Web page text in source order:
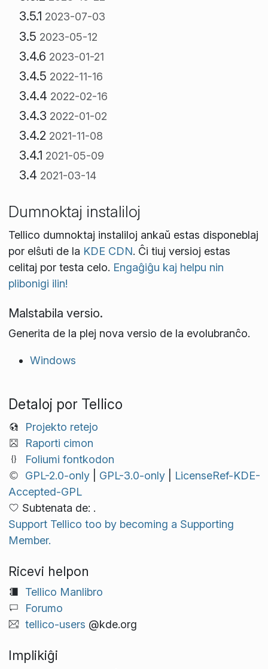
3.5.1 2023-07-03
3.5 2023-05-12
3.4.6 2023-01-21
3.4.5 2022-11-16
3.4.4 2022-02-16
3.4.3 2022-01-02
3.4.2 2021-11-08
3.4.1 2021-05-09
3.4 2021-03-14
Dumnoktaj instaliloj
Tellico dumnoktaj instaliloj ankaŭ estas disponeblaj
por elŝuti de la KDE CDN. Ĉi tiuj versioj estas
celitaj por testa celo. Engaĝiĝu kaj helpu nin
plibonigi ilin!
Malstabila versio.
Generita de la plej nova versio de la evolubranĉo.
Windows
Detaloj por Tellico
Projekto retejo
Raporti cimon
Foliumi fontkodon
GPL-2.0-only| GPL-3.0-only|
LicenseRef-KDE-
Accepted-GPL
Subtenata de: .
Support Tellico too by becoming a Supporting
Member.
Ricevi helpon
Tellico Manlibro
Forumo
tellico-users @kde.org
Implikiĝi